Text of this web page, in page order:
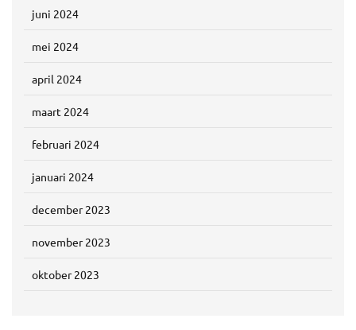
juni 2024
mei 2024
april 2024
maart 2024
februari 2024
januari 2024
december 2023
november 2023
oktober 2023